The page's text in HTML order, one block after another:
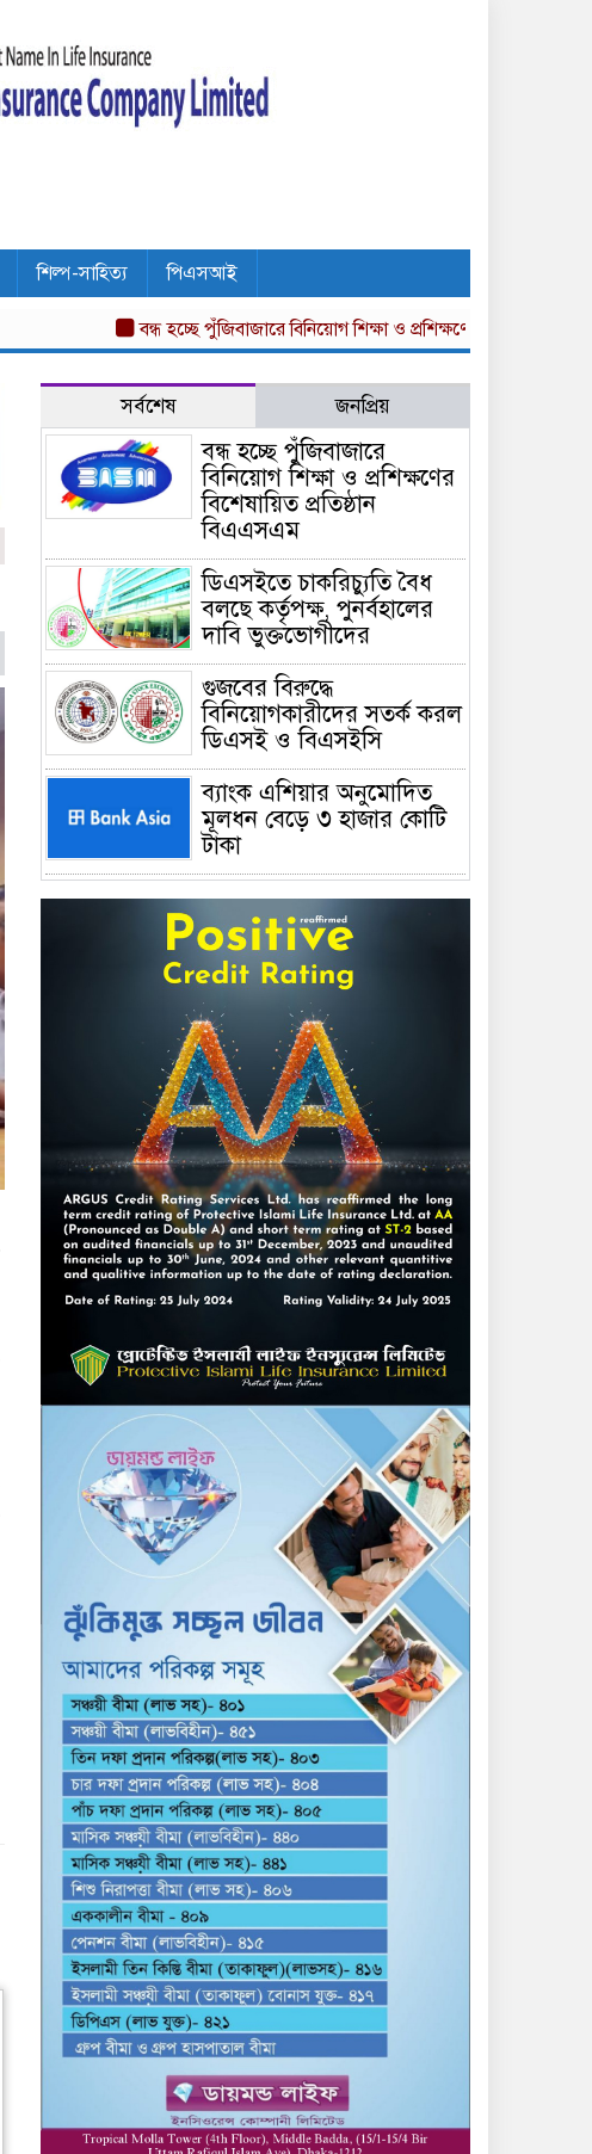
শিল্প-সাহিত্য পিএসআই
বন্ধ হচ্ছে পুঁজিবাজারে বিনিয়োগ শিক্ষা ও প্রশিক্ষণের বিশেষায়িত প্রতিষ্ঠান
সর্বশেষ জনপ্রিয়
বন্ধ হচ্ছে পুঁজিবাজারে
বিনিয়োগ শিক্ষা ও প্রশিক্ষণের
বিশেষায়িত প্রতিষ্ঠান
বিএএসএম
ডিএসইতে চাকরিচ্যুতি বৈধ
বলছে কর্তৃপক্ষ, পুনর্বহালের
দাবি ভুক্তভোগীদের
গুজবের বিরুদ্ধে
বিনিয়োগকারীদের সতর্ক করল
ডিএসই ও বিএসইসি
ব্যাংক এশিয়ার অনুমোদিত
মূলধন বেড়ে ৩ হাজার কোটি
টাকা
সোনালী ব্যাংকের পাঁচ শাখার
ঋণসীমা তুলে নিল বাংলাদেশ
ব্যাংক